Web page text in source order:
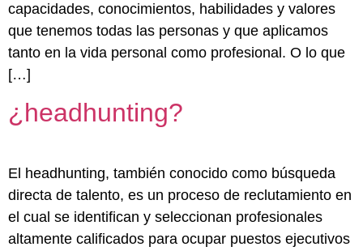
capacidades, conocimientos, habilidades y valores
que tenemos todas las personas y que aplicamos
tanto en la vida personal como profesional. O lo que
[…]
¿headhunting?
El headhunting, también conocido como búsqueda
directa de talento, es un proceso de reclutamiento en
el cual se identifican y seleccionan profesionales
altamente calificados para ocupar puestos ejecutivos